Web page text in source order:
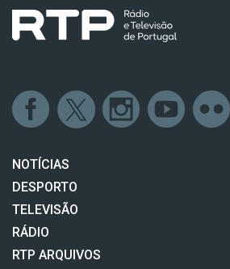
NOTÍCIAS
DESPORTO
TELEVISÃO
RÁDIO
RTP ARQUIVOS